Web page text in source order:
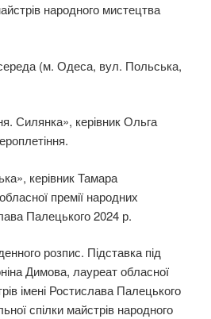
народного мистецтва
(м. Одеса, вул. Польська,
Силянка», керівник Ольга
керівник Тамара
премії народних
Палецького 2024 р.
розпис. Підставка під
Димова, лауреат обласної
імені Ростислава Палецького
спілки майстрів народного